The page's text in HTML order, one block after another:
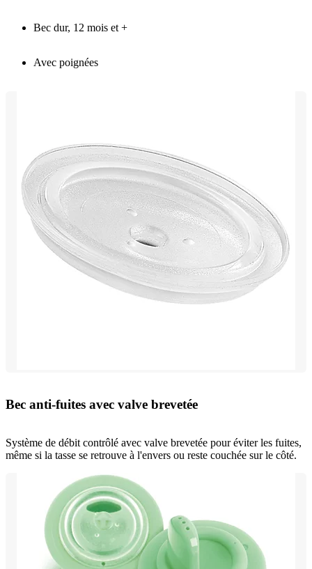
Bec dur, 12 mois et +
Avec poignées
Bec anti-fuites avec valve brevetée
Système de débit contrôlé avec valve brevetée pour éviter les fuites,
même si la tasse se retrouve à l'envers ou reste couchée sur le côté.